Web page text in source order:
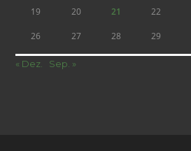
19 20 21 22
26 27 28 29
« Dez. Sep. »